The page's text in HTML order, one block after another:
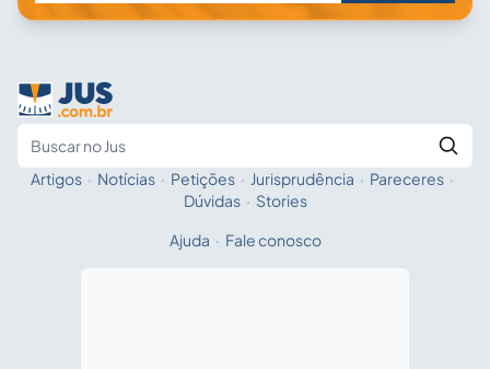
Fale com a IA
Artigos · Notícias · Petições · Jurisprudência · Pareceres ·
Dúvidas · Stories
Ajuda · Fale conosco